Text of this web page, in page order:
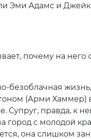
Эми Адамс и Джейк
почему на него
безоблачная жизнь,
(Арми Хаммер)
Супруг, правда, к
город с молодой
она слишком